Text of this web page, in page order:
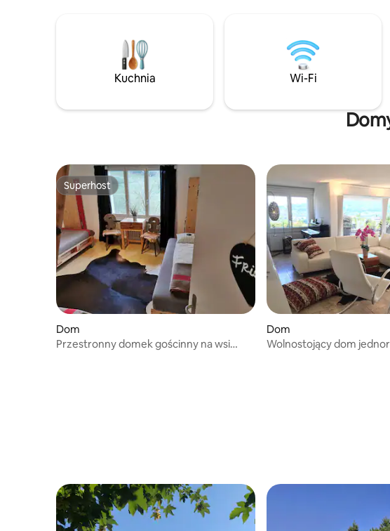
Zurychu/portu lotniczego Zurych 20/40
min, Berno 50 min.
Kuchnia Wi-Fi
Superhost
Superhost
Dom
Przestronny domek gościnny na wsi
Dom
Wolnostojący dom